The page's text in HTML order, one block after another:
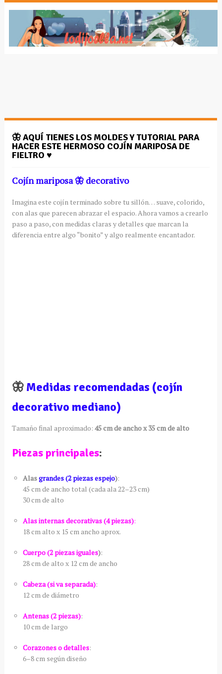
🦋 AQUÍ TIENES LOS MOLDES Y TUTORIAL PARA
HACER ESTE HERMOSO COJÍN MARIPOSA DE
FIELTRO ♥️
Cojín mariposa 🦋 decorativo
Imagina este cojín terminado sobre tu sillón… suave, colorido,
con alas que parecen abrazar el espacio. Ahora vamos a crearlo
paso a paso, con medidas claras y detalles que marcan la
diferencia entre algo “bonito” y algo realmente encantador.
🦋 Medidas recomendadas (cojín
decorativo mediano)
Tamaño final aproximado: 45 cm de ancho x 35 cm de alto
Piezas principales:
Alasgrandes (2 piezas espejo):
45 cm de ancho total (cada ala 22–23 cm)
30 cm de alto
Alas internas decorativas (4 piezas):
18 cm alto x 15 cm ancho aprox.
Cuerpo (2 piezas iguales):
28 cm de alto x 12 cm de ancho
Cabeza (si va separada):
12 cm de diámetro
Antenas (2 piezas):
10 cm de largo
Corazones o detalles:
6–8 cm según diseño